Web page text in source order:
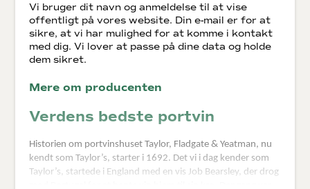
Vi bruger dit navn og anmeldelse til at vise
offentligt på vores website. Din e-mail er for at
sikre, at vi har mulighed for at komme i kontakt
med dig. Vi lover at passe på dine data og holde
dem sikret.
Mere om producenten
Verdens bedste portvin
Historien om portvinshuset Taylor, Fladgate & Yeatman, nu
kendt som Taylor’s, starter i 1692. Det vi i dag kender som
Taylor’s, startede i England med en vis Job Bearsley, der drog